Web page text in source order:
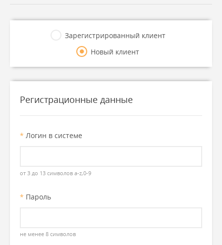
Зарегистрированный клиент
Новый клиент
Регистрационные данные
* Логин в системе
от 3 до 13 символов a-z,0-9
* Пароль
не менее 8 символов